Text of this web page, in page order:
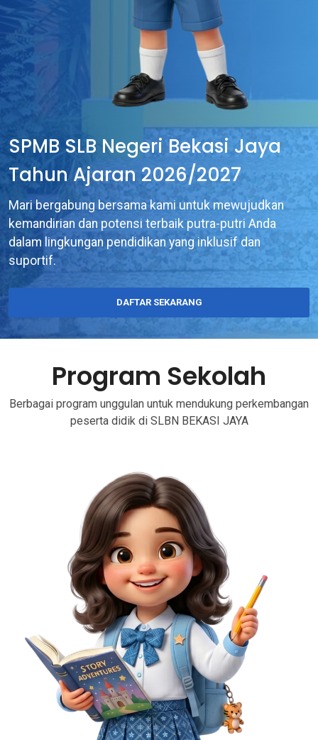
SPMB SLB Negeri Bekasi Jaya
Tahun Ajaran 2026/2027
Mari bergabung bersama kami untuk mewujudkan
kemandirian dan potensi terbaik putra-putri Anda
dalam lingkungan pendidikan yang inklusif dan
suportif.
DAFTAR SEKARANG
Program Sekolah
Berbagai program unggulan untuk mendukung perkembangan
peserta didik di SLBN BEKASI JAYA